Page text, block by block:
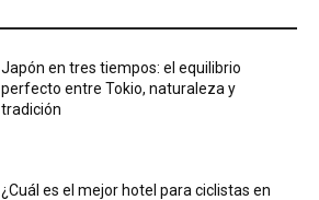
Japón en tres tiempos: el equilibrio
perfecto entre Tokio, naturaleza y
tradición
¿Cuál es el mejor hotel para ciclistas en